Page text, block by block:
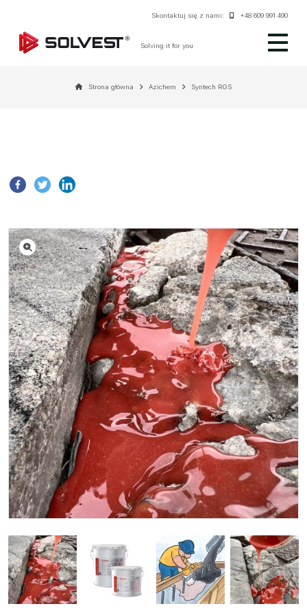
Skontaktuj się z nami: +48 609 991 490
Solving it for you
Strona główna Azichem Syntech RGS